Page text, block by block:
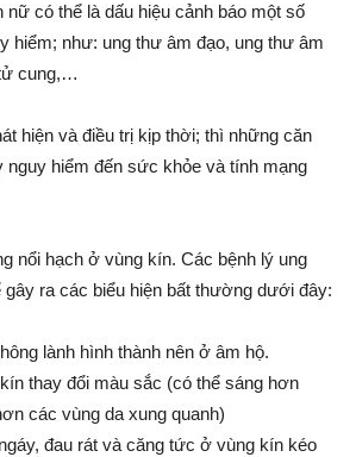
có thể là dấu hiệu cảnh báo một số
hiểm; như: ung thư âm đạo, ung thư âm
cung,…
hiện và điều trị kịp thời; thì những căn
nguy hiểm đến sức khỏe và tính mạng
nổi hạch ở vùng kín. Các bệnh lý ung
gây ra các biểu hiện bất thường dưới đây:
lành hình thành nên ở âm hộ.
thay đổi màu sắc (có thể sáng hơn
các vùng da xung quanh)
đau rát và căng tức ở vùng kín kéo